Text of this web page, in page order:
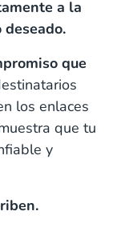
a la
que
los enlaces
que tu
y